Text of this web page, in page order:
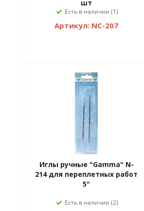
шт
Есть в наличии (1)
Артикул: NC-207
Иглы ручные "Gamma" N-
214 для переплетных работ
5"
Есть в наличии (2)